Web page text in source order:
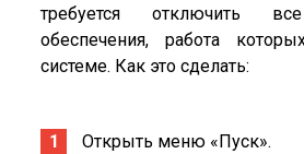
требуется отключить
обеспечения, работа
системе. Как это сделать:
Открыть меню «Пуск».